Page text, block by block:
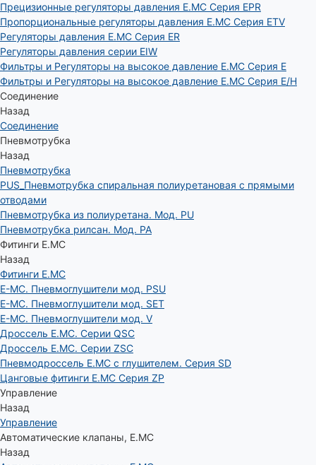
Прецизионные регуляторы давления E.MC Серия EPR
Пропорциональные регуляторы давления E.MC Серия ETV
Регуляторы давления E.MC Серия ER
Регуляторы давления серии EIW
Фильтры и Регуляторы на высокое давление E.MC Серия E
Фильтры и Регуляторы на высокое давление E.MC Серия E/H
Соединение
Назад
Соединение
Пневмотрубка
Назад
Пневмотрубка
PUS_Пневмотрубка спиральная полиуретановая с прямыми
отводами
Пневмотрубка из полиуретана. Мод. РU
Пневмотрубка рилсан. Мод. PA
Фитинги E.MC
Назад
Фитинги E.MC
E-MC. Пневмоглушители мод. PSU
E-MC. Пневмоглушители мод. SET
E-MC. Пневмоглушители мод. V
Дроссель E.MC. Серии QSC
Дроссель E.MC. Серии ZSC
Пневмодроссель E.MC с глушителем. Серия SD
Цанговые фитинги E.MC Серия ZP
Управление
Назад
Управление
Автоматические клапаны, Е.МС
Назад